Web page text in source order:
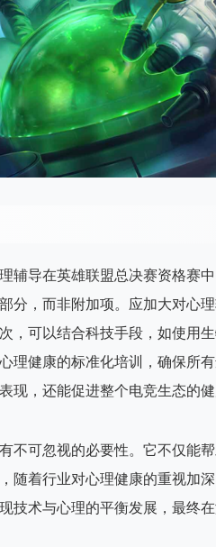
辅导在英雄联盟总决赛资格赛
分，而非附加项。应加大对心
，可以结合科技手段，如使用
理健康的标准化培训，确保所
现，还能促进整个电竞生态的
不可忽视的必要性。它不仅能
随着行业对心理健康的重视加
术与心理的平衡发展，最终在